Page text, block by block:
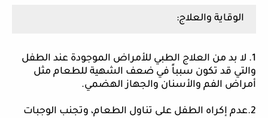
الوقاية والعلاج:
1. لا بد من العلاج الطبي للأمراض الموجودة عند الطفل
والتي قد تكون سبباً في ضعف الشهية للطعام مثل
أمراض الفم والأسنان والجهاز الهضمي.
2.عدم إكراه الطفل على تناول الطعام، وتجنب الوجبات